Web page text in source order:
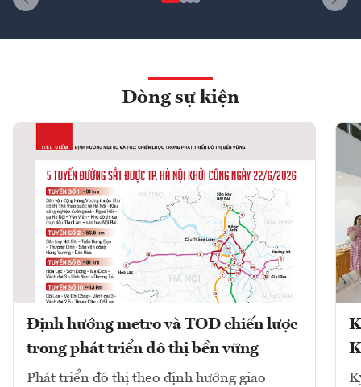
Dòng sự kiện
Định hướng metro và TOD chiến lược
trong phát triển đô thị bền vững
Phát triển đô thị theo định hướng giao